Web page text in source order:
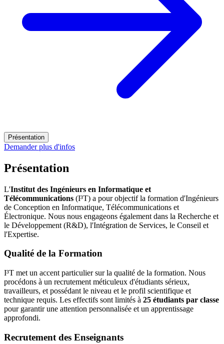
Présentation
Demander plus d'infos
Présentation
L'Institut des Ingénieurs en Informatique et
Télécommunications (I³T) a pour objectif la formation d'Ingénieurs
de Conception en Informatique, Télécommunications et
Électronique. Nous nous engageons également dans la Recherche et
le Développement (R&D), l'Intégration de Services, le Conseil et
l'Expertise.
Qualité de la Formation
I³T met un accent particulier sur la qualité de la formation. Nous
procédons à un recrutement méticuleux d'étudiants sérieux,
travailleurs, et possédant le niveau et le profil scientifique et
technique requis. Les effectifs sont limités à 25 étudiants par classe
pour garantir une attention personnalisée et un apprentissage
approfondi.
Recrutement des Enseignants